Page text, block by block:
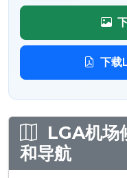
下载
LGA机场
和导航